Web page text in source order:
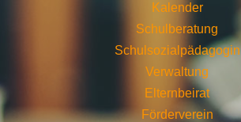
Kalender
Schulberatung
Schulsozialpädagogin
Verwaltung
Elternbeirat
Förderverein